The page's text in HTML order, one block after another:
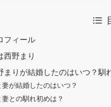
フィール
西野まり
まりが結婚したのはいつ？馴
妻が結婚したのはいつ？
妻との馴れ初めは？